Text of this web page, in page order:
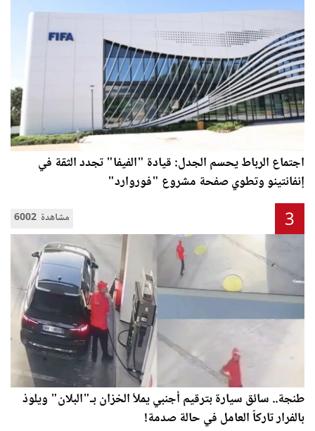
اجتماع الرباط يحسم الجدل: قيادة "الفيفا" تجدد الثقة في
إنفانتينو وتطوي صفحة مشروع "فوروارد"
6002 مشاهدة 3
طنجة.. سائق سيارة بترقيم أجنبي يملأ الخزان بـ"البلان" ويلوذ
بالفرار تاركاً العامل في حالة صدمة!